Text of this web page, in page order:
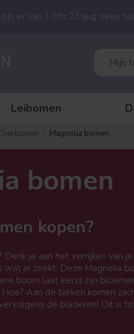
Leibomen
er van 1 t/m 23 aug even
Sierbomen Magnolia bomen
bomen
kopen?
Denk je aan het verrijken van
wat je zoekt. Deze Magnolia
boom laat eerst zijn
Aan de takken komen
de bladeren! Dit is